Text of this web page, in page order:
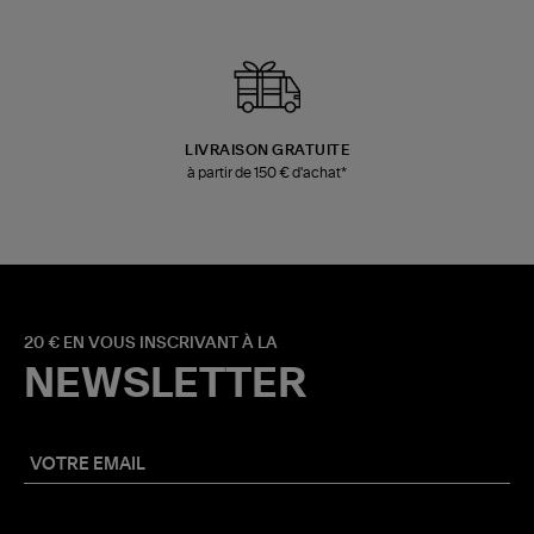
LIVRAISON GRATUITE
à partir de 150 € d'achat*
20 € EN VOUS INSCRIVANT À LA
NEWSLETTER